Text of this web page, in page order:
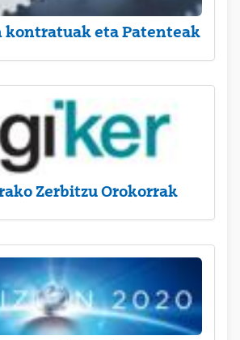
kontratuak eta Patenteak
Zerbitzu Orokorrak